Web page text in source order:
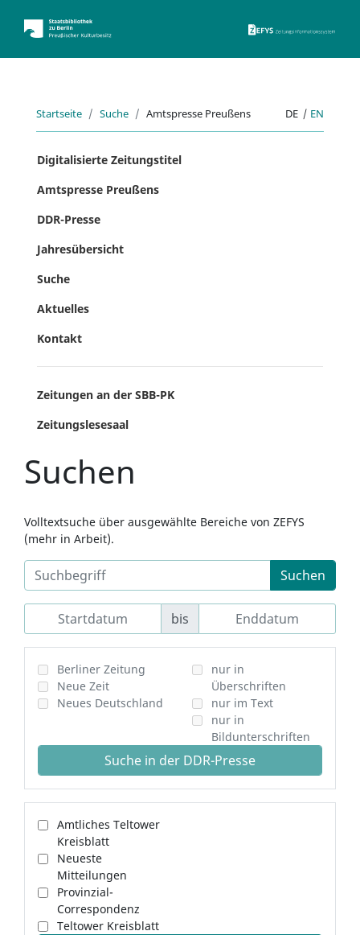
Startseite Suche Amtspresse Preußens DE | EN
Digitalisierte Zeitungstitel
Amtspresse Preußens
DDR-Presse
Jahresübersicht
Suche
Aktuelles
Kontakt
Zeitungen an der SBB-PK
Zeitungslesesaal
Suchen
Volltextsuche über ausgewählte Bereiche von ZEFYS
(mehr in Arbeit).
Suchen
bis
Berliner Zeitung
Neue Zeit
Neues Deutschland
nur in
Überschriften
nur im Text
nur in
Bildunterschriften
Suche in der DDR-Presse
Amtliches Teltower
Kreisblatt
Neueste
Mitteilungen
Provinzial-
Correspondenz
Teltower Kreisblatt